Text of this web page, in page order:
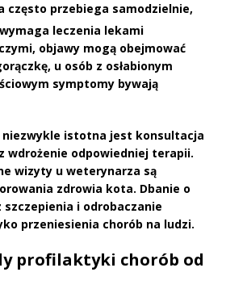
często przebiega samodzielnie,
leczenia lekami
objawy mogą obejmować
u osób z osłabionym
symptomy bywają
istotna jest konsultacja
wdrożenie odpowiedniej terapii.
wizyty u weterynarza są
zdrowia kota. Dbanie o
szczepienia i odrobaczanie
przeniesienia chorób na ludzi.
profilaktyki chorób od